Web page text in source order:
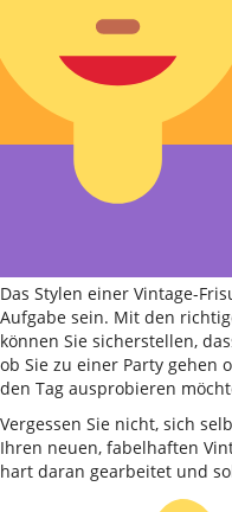
Das Stylen einer Vintage-
Aufgabe sein. Mit den
können Sie sicherstellen,
ob Sie zu einer Party gehen
den Tag ausprobieren
Vergessen Sie nicht, sich
Ihren neuen, fabelhaften
hart daran gearbeitet und